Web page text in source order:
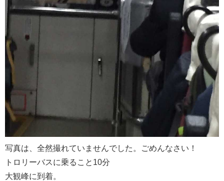
写真は、全然撮れていませんでした。ごめんなさい！
トロリーバスに乗ること10分
大観峰に到着。